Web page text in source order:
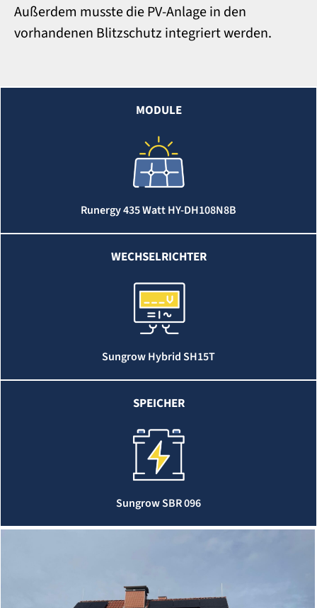
Außerdem musste die PV-Anlage in den
vorhandenen Blitzschutz integriert werden.
MODULE
Runergy 435 Watt HY-DH108N8B
WECHSELRICHTER
Sungrow Hybrid SH15T
SPEICHER
Sungrow SBR 096